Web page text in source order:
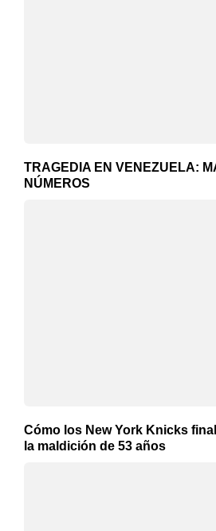
TRAGEDIA EN VENEZUELA:
NÚMEROS
Cómo los New York Knicks
la maldición de 53 años